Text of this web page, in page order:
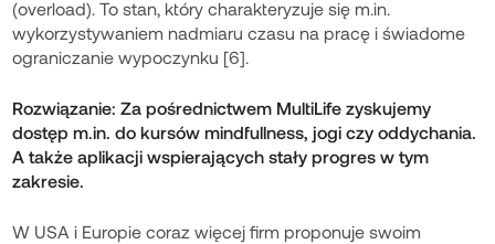
(overload). To stan, który charakteryzuje się m.in.
wykorzystywaniem nadmiaru czasu na pracę i świadome
ograniczanie wypoczynku [6].
Rozwiązanie: Za pośrednictwem MultiLife zyskujemy
dostęp m.in. do kursówmindfullness,jogiczyoddychania.
A także aplikacji wspierających stały progres w tym
zakresie.
W USA i Europie coraz więcej firm proponuje swoim